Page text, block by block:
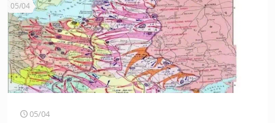
05/04
05/04